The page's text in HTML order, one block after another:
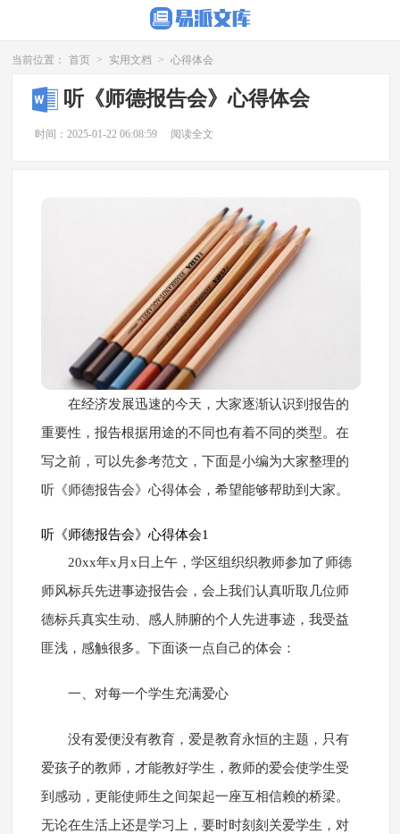
当前位置： 首页 > 实用文档 > 心得体会
听《师德报告会》心得体会
时间：2025-01-22 06:08:59 阅读全文
在经济发展迅速的今天，大家逐渐认识到报告的
重要性，报告根据用途的不同也有着不同的类型。在
写之前，可以先参考范文，下面是小编为大家整理的
听《师德报告会》心得体会，希望能够帮助到大家。
听《师德报告会》心得体会1
20xx年x月x日上午，学区组织织教师参加了师德
师风标兵先进事迹报告会，会上我们认真听取几位师
德标兵真实生动、感人肺腑的个人先进事迹，我受益
匪浅，感触很多。下面谈一点自己的体会：
一、对每一个学生充满爱心
没有爱便没有教育，爱是教育永恒的主题，只有
爱孩子的教师，才能教好学生，教师的爱会使学生受
到感动，更能使师生之间架起一座互相信赖的桥梁。
无论在生活上还是学习上，要时时刻刻关爱学生，对